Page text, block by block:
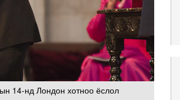
14-нд Лондон хотноо ёслол